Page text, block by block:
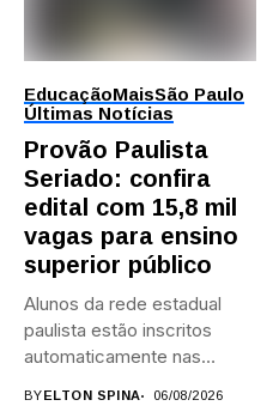
EducaçãoMaisSão Paulo
Últimas Notícias
Provão Paulista
Seriado: confira
edital com 15,8 mil
vagas para ensino
superior público
Alunos da rede estadual
paulista estão inscritos
automaticamente nas
BYELTON SPINA 06/08/2026